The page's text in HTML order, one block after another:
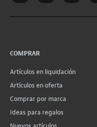
COMPRAR
Artículos en liquidación
Artículos en oferta
Comprar por marca
Ideas para regalos